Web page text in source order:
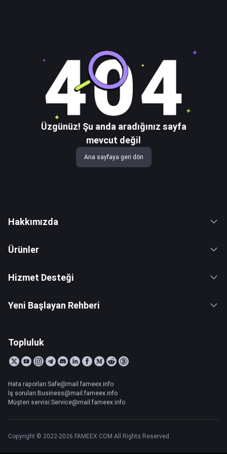
Üzgünüz! Şu anda aradığınız sayfa
mevcut değil
Ana sayfaya geri dön
Hakkımızda
Ürünler
Hizmet Desteği
Yeni Başlayan Rehberi
Topluluk
Hata raporları:Safe@mail.fameex.info
İş soruları:Business@mail.fameex.info
Müşteri servisi:Service@mail.fameex.info
Copyright © 2022-2026 FAMEEX.COM All Rights Reserved